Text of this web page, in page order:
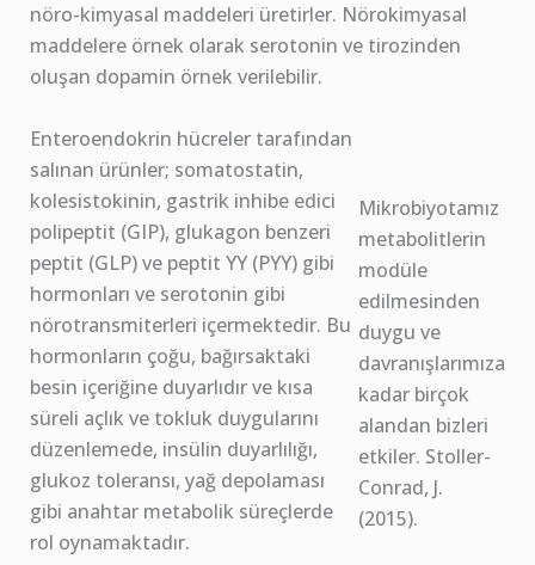
nöro-kimyasal maddeleri üretirler. Nörokimyasal
maddelere örnek olarak serotonin ve tirozinden
oluşan dopamin örnek verilebilir.
Mikrobiyotamız
metabolitlerin
modüle
edilmesinden
duygu ve
davranışlarımıza
kadar birçok
alandan bizleri
etkiler. Stoller-
Conrad, J.
(2015).
Enteroendokrin hücreler tarafından
salınan ürünler; somatostatin,
kolesistokinin, gastrik inhibe edici
polipeptit (GIP), glukagon benzeri
peptit (GLP) ve peptit YY (PYY) gibi
hormonları ve serotonin gibi
nörotransmiterleri içermektedir. Bu
hormonların çoğu, bağırsaktaki
besin içeriğine duyarlıdır ve kısa
süreli açlık ve tokluk duygularını
düzenlemede, insülin duyarlılığı,
glukoz toleransı, yağ depolaması
gibi anahtar metabolik süreçlerde
rol oynamaktadır.